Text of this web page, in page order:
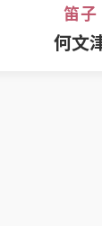
笛子
何文